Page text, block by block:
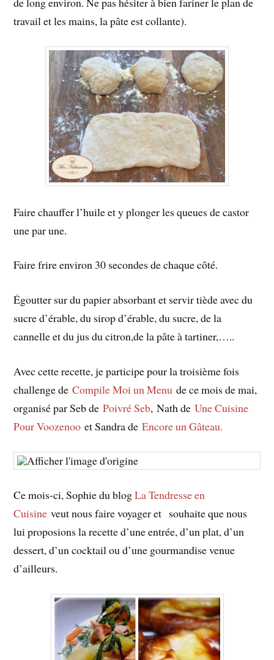
travail et les mains, la pâte est collante).
Faire chauffer l’huile et y plonger les queues de castor
une par une.
Faire frire environ 30 secondes de chaque côté.
Égoutter sur du papier absorbant et servir tiède avec du
sucre d’érable, du sirop d’érable, du sucre, de la
cannelle et du jus du citron,de la pâte à tartiner,…..
Avec cette recette, je participe pour la troisième fois
challenge deCompile Moi un Menu de ce mois de mai,
organisé par Seb dePoivré Seb, Nath deUne Cuisine
Pour Voozenoo et Sandra deEncore un Gâteau.
Ce mois-ci, Sophie du blogLa Tendresse en
Cuisine veut nous faire voyager et souhaite que nous
lui proposions la recette d’une entrée, d’un plat, d’un
dessert, d’un cocktail ou d’une gourmandise venue
d’ailleurs.